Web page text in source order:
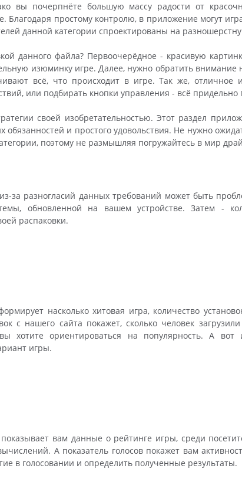
вы почерпнёте большую массу радости от
Благодаря простому контролю, в приложение могут
данной категории спроектированы на
данного файла? Первоочерёдное - красивую
изюминку игре. Далее, нужно обратить внимание
всё, что происходит в игре. Так же, отличное
или подбирать кнопки управления - всё придельно
своей изобретательностью. Этот раздел
и простого удовольствия. Не нужно
поэтому не размышляя погружайтесь в мир
за разногласий данных требований может быть
обновленной на вашем устройстве. Затем -
распаковки.
насколько хитовая игра, количество
с нашего сайта покажет, сколько человек
хотите ориентироваться на популярность. А
игры.
вам данные о рейтинге игры, среди
А показатель голосов покажет вам
в голосовании и определить полученные результаты.